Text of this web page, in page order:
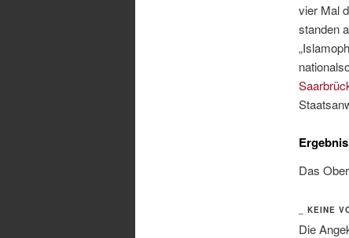
vier Mal
standen
Das
_ KEINE
Die